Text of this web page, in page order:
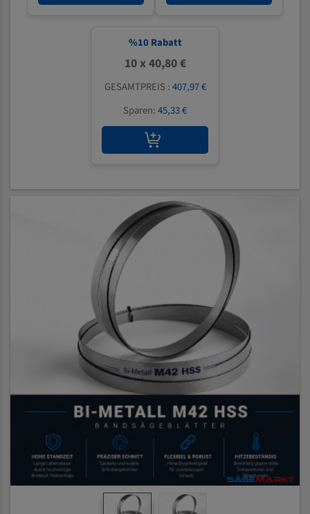
%10 Rabatt
10 x 40,80 €
GESAMTPREIS :407,97 €
Sparen:45,33 €